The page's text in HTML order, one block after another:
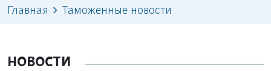
Главная Таможенные новости
НОВОСТИ